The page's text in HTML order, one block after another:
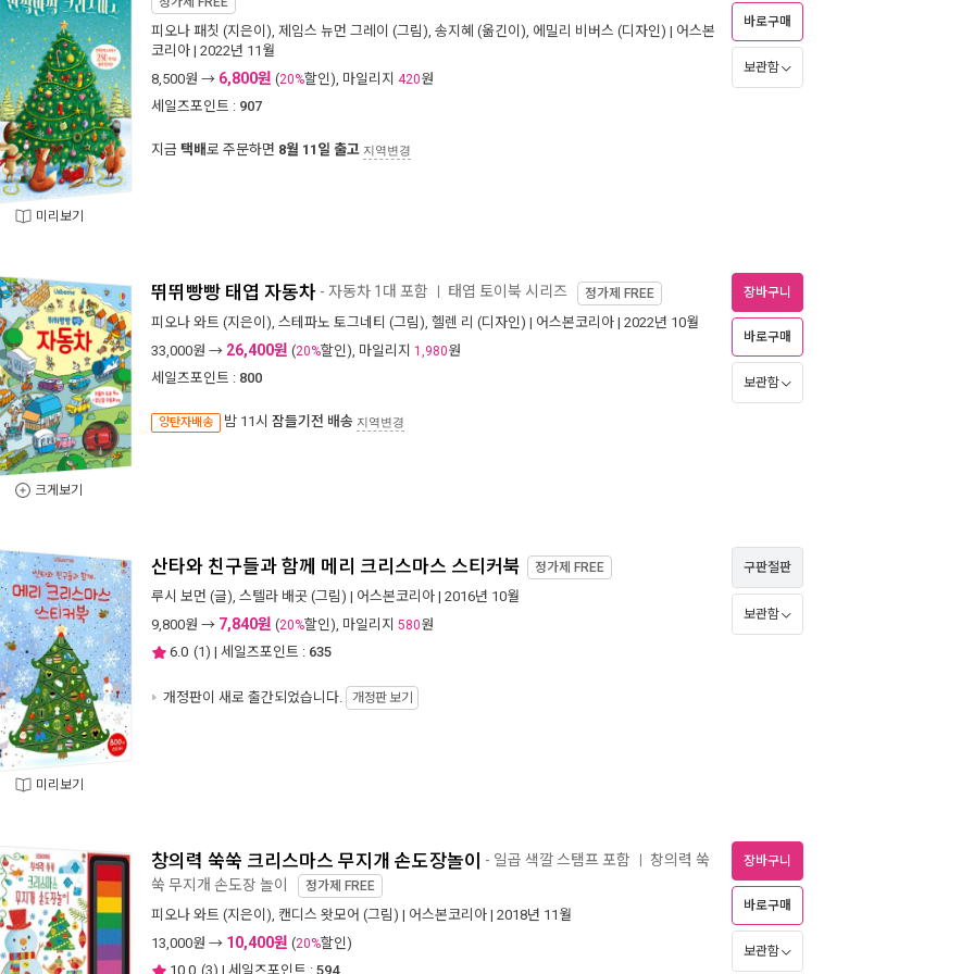
미리보기
피오나 패칫 (지은이), 제임스 뉴먼 그레이 (그림), 송지혜 (옮긴이), 에밀리 비버스 (디자인) | 어스본
코리아 | 2022년 11월
8,500원 → 6,800원 (20%할인), 마일리지 420원
세일즈포인트 : 907
지금 택배로 주문하면 8월 11일 출고 지역변경
바로구매
보관함
크게보기
뛰뛰빵빵 태엽 자동차 - 자동차 1대 포함 태엽 토이북 시리즈 정가제 FREE
피오나 와트 (지은이), 스테파노 토그네티 (그림), 헬렌 리 (디자인) | 어스본코리아 | 2022년 10월
33,000원 → 26,400원 (20%할인), 마일리지 1,980원
세일즈포인트 : 800
양탄자배송 밤 11시 잠들기전 배송 지역변경
장바구니
바로구매
보관함
미리보기
산타와 친구들과 함께 메리 크리스마스 스티커북 정가제 FREE
루시 보먼 (글), 스텔라 배곳 (그림) | 어스본코리아 | 2016년 10월
9,800원 → 7,840원 (20%할인), 마일리지 580원
6.0 (1) | 세일즈포인트 : 635
개정판이 새로 출간되었습니다. 개정판 보기
구판절판
보관함
창의력 쑥쑥 크리스마스 무지개 손도장놀이 - 일곱 색깔 스탬프 포함 창의력 쑥
쑥 무지개 손도장 놀이 정가제 FREE
피오나 와트 (지은이), 캔디스 왓모어 (그림) | 어스본코리아 | 2018년 11월
13,000원 → 10,400원 (20%할인)
10.0 (3) | 세일즈포인트 : 594
장바구니
바로구매
보관함